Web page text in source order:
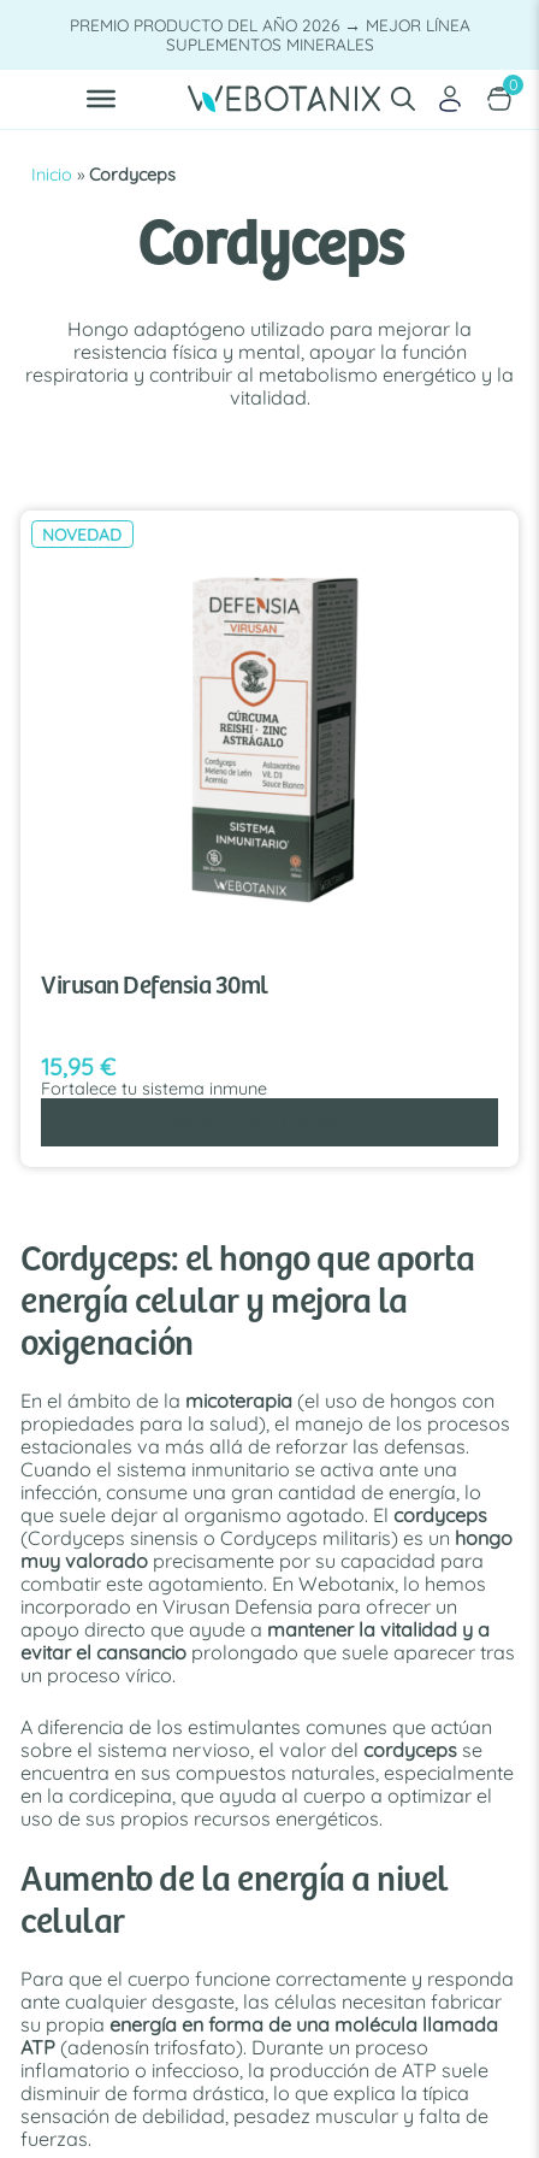
PREMIO PRODUCTO DEL AÑO 2026 → MEJOR LÍNEA
SUPLEMENTOS MINERALES
0
Inicio » Cordyceps
Cordyceps
Hongo adaptógeno utilizado para mejorar la
resistencia física y mental, apoyar la función
respiratoria y contribuir al metabolismo energético y la
vitalidad.
NOVEDAD
Virusan Defensia 30ml
15,95 €
Fortalece tu sistema inmune
Cordyceps: el hongo que aporta
energía celular y mejora la
oxigenación
En el ámbito de la micoterapia (el uso de hongos con
propiedades para la salud), el manejo de los procesos
estacionales va más allá de reforzar las defensas.
Cuando el sistema inmunitario se activa ante una
infección, consume una gran cantidad de energía, lo
que suele dejar al organismo agotado. El cordyceps
(Cordyceps sinensis o Cordyceps militaris) es un hongo
muy valorado precisamente por su capacidad para
combatir este agotamiento. En Webotanix, lo hemos
incorporado en Virusan Defensia para ofrecer un
apoyo directo que ayude a mantener la vitalidad y a
evitar el cansancio prolongado que suele aparecer tras
un proceso vírico.
A diferencia de los estimulantes comunes que actúan
sobre el sistema nervioso, el valor del cordyceps se
encuentra en sus compuestos naturales, especialmente
en la cordicepina, que ayuda al cuerpo a optimizar el
uso de sus propios recursos energéticos.
Aumento de la energía a nivel
celular
Para que el cuerpo funcione correctamente y responda
ante cualquier desgaste, las células necesitan fabricar
su propia energía en forma de una molécula llamada
ATP (adenosín trifosfato). Durante un proceso
inflamatorio o infeccioso, la producción de ATP suele
disminuir de forma drástica, lo que explica la típica
sensación de debilidad, pesadez muscular y falta de
fuerzas.